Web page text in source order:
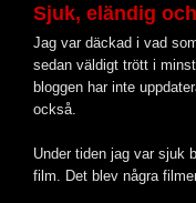
Sjuk, eländig
Jag var däckad i vad
sedan väldigt trött i
bloggen har inte
också.
Under tiden jag var sjuk
film. Det blev några